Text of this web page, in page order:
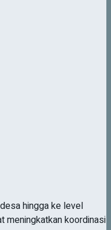
hingga ke level
meningkatkan koordinasi